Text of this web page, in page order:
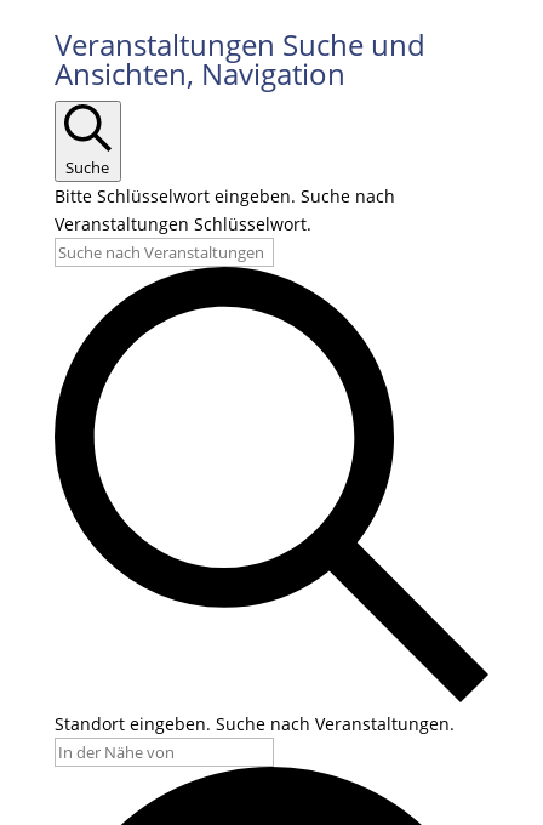
Veranstaltungen
Veranstaltungen Suche und
Ansichten, Navigation
Suche
Bitte Schlüsselwort eingeben. Suche nach
Veranstaltungen Schlüsselwort.
Standort eingeben. Suche nach Veranstaltungen.